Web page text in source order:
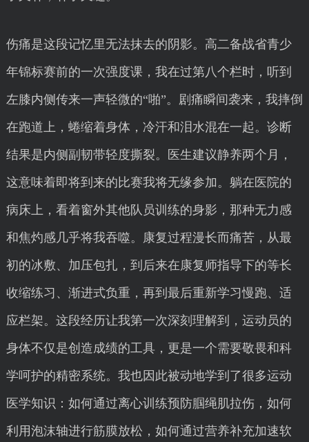
伤痛是这段记忆里无法抹去的阴影。高二备战省青少
年锦标赛前的一次强度课，我在过第八个栏时，听到
左膝内侧传来一声轻微的“啪”。剧痛瞬间袭来，我摔倒
在跑道上，蜷缩着身体，冷汗和泪水混在一起。诊断
结果是内侧副韧带轻度撕裂。医生建议静养两个月，
这意味着即将到来的比赛我将无缘参加。躺在医院的
病床上，看着窗外其他队员训练的身影，那种无力感
和焦灼感几乎将我吞噬。康复过程漫长而痛苦，从最
初的冰敷、加压包扎，到后来在康复师指导下的等长
收缩练习、渐进式负重，再到最后重新学习慢跑、适
应栏架。这段经历让我第一次深刻理解到，运动员的
身体不仅是创造成绩的工具，更是一个需要敬畏和科
学呵护的精密系统。我也因此被动地学到了很多运动
医学知识：如何通过离心训练预防腘绳肌拉伤，如何
利用泡沫轴进行筋膜放松，如何通过营养补充加速软